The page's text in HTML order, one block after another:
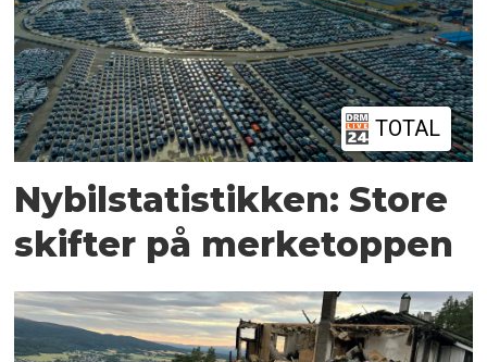
TOTAL
Nybilstatistikken: Store
skifter på merketoppen